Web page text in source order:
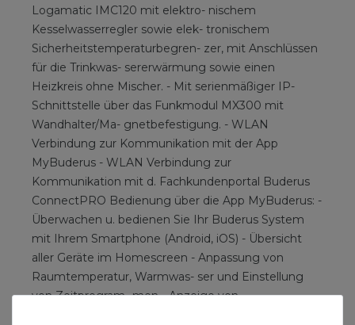
Logamatic IMC120 mit elektro- nischem
Kesselwasserregler sowie elek- tronischem
Sicherheitstemperaturbegren- zer, mit Anschlüssen
für die Trinkwas- sererwärmung sowie einen
Heizkreis ohne Mischer. - Mit serienmäßiger IP-
Schnittstelle über das Funkmodul MX300 mit
Wandhalter/Ma- gnetbefestigung. - WLAN
Verbindung zur Kommunikation mit der App
MyBuderus - WLAN Verbindung zur
Kommunikation mit d. Fachkundenportal Buderus
ConnectPRO Bedienung über die App MyBuderus: -
Überwachen u. bedienen Sie Ihr Buderus System
mit Ihrem Smartphone (Android, iOS) - Übersicht
aller Geräte im Homescreen - Anpassung von
Raumtemperatur, Warmwas- ser und Einstellung
von Zeitprogram- men - Anzeige von